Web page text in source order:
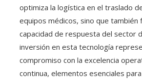
optimiza la logística en el traslado
equipos médicos, sino que también
capacidad de respuesta del sector
inversión en esta tecnología
compromiso con la excelencia
continua, elementos esenciales